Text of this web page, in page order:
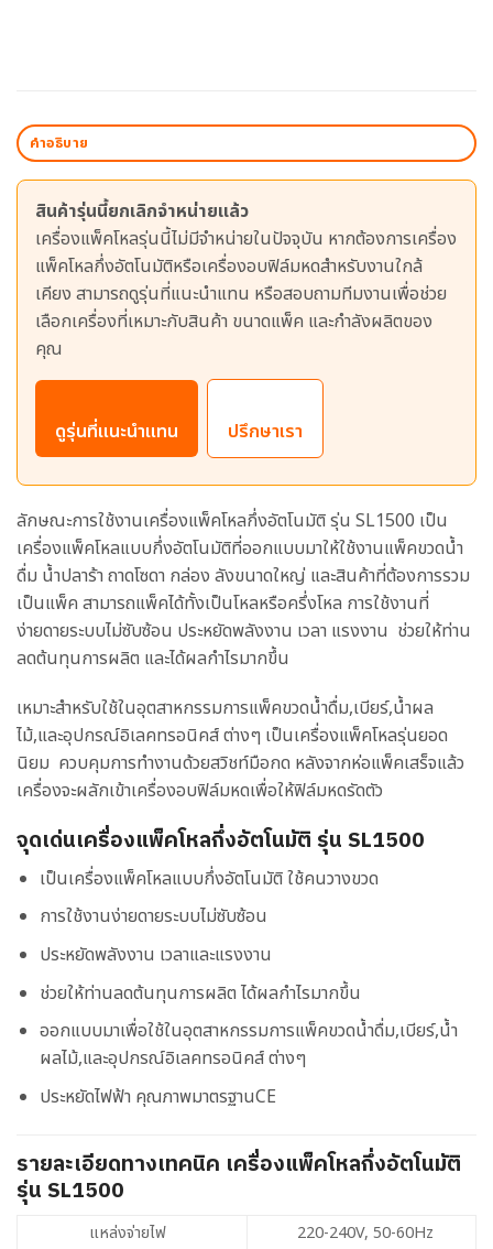
คำอธิบาย
สินค้ารุ่นนี้ยกเลิกจำหน่ายแล้ว
เครื่องแพ็คโหลรุ่นนี้ไม่มีจำหน่ายในปัจจุบัน หากต้องการเครื่อง
แพ็คโหลกึ่งอัตโนมัติหรือเครื่องอบฟิล์มหดสำหรับงานใกล้
เคียง สามารถดูรุ่นที่แนะนำแทน หรือสอบถามทีมงานเพื่อช่วย
เลือกเครื่องที่เหมาะกับสินค้า ขนาดแพ็ค และกำลังผลิตของ
คุณ
ดูรุ่นที่แนะนำแทน ปรึกษาเรา
ลักษณะการใช้งานเครื่องแพ็คโหลกึ่งอัตโนมัติ รุ่น SL1500 เป็น
เครื่องแพ็คโหลแบบกึ่งอัตโนมัติที่ออกแบบมาให้ใช้งานแพ็คขวดน้ำ
ดื่ม น้ำปลาร้า ถาดโซดา กล่อง ลังขนาดใหญ่ และสินค้าที่ต้องการรวม
เป็นแพ็ค สามารถแพ็คได้ทั้งเป็นโหลหรือครึ่งโหล การใช้งานที่
ง่ายดายระบบไม่ซับซ้อน ประหยัดพลังงาน เวลา แรงงาน ช่วยให้ท่าน
ลดต้นทุนการผลิต และได้ผลกำไรมากขึ้น
เหมาะสำหรับใช้ในอุตสาหกรรมการแพ็คขวดน้ำดื่ม,เบียร์,น้ำผล
ไม้,และอุปกรณ์อิเลคทรอนิคส์ ต่างๆ เป็นเครื่องแพ็คโหลรุ่นยอด
นิยม ควบคุมการทำงานด้วยสวิชท์มือกด หลังจากห่อแพ็คเสร็จแล้ว
เครื่องจะผลักเข้าเครื่องอบฟิล์มหดเพื่อให้ฟิล์มหดรัดตัว
จุดเด่นเครื่องแพ็คโหลกึ่งอัตโนมัติ รุ่น SL1500
เป็นเครื่องแพ็คโหลแบบกึ่งอัตโนมัติ ใช้คนวางขวด
การใช้งานง่ายดายระบบไม่ซับซ้อน
ประหยัดพลังงาน เวลาและแรงงาน
ช่วยให้ท่านลดต้นทุนการผลิต ได้ผลกำไรมากขึ้น
ออกแบบมาเพื่อใช้ในอุตสาหกรรมการแพ็คขวดน้ำดื่ม,เบียร์,น้ำ
ผลไม้,และอุปกรณ์อิเลคทรอนิคส์ ต่างๆ
ประหยัดไฟฟ้า คุณภาพมาตรฐานCE
รายละเอียดทางเทคนิค เครื่องแพ็คโหลกึ่งอัตโนมัติ
รุ่น SL1500
แหล่งจ่ายไฟ
220-240V, 50-60Hz